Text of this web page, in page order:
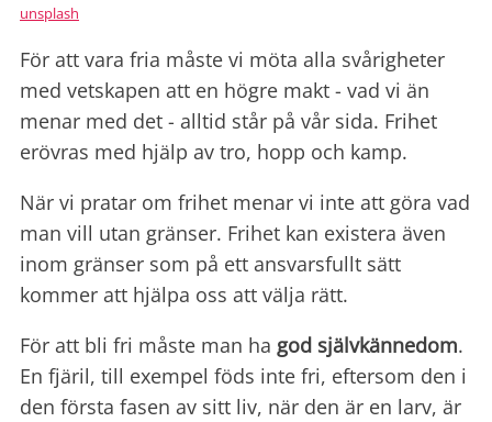
unsplash
För att vara fria måste vi möta alla svårigheter
med vetskapen att en högre makt - vad vi än
menar med det - alltid står på vår sida. Frihet
erövras med hjälp av tro, hopp och kamp.
När vi pratar om frihet menar vi inte att göra vad
man vill utan gränser. Frihet kan existera även
inom gränser som på ett ansvarsfullt sätt
kommer att hjälpa oss att välja rätt.
För att bli fri måste man ha god självkännedom.
En fjäril, till exempel föds inte fri, eftersom den i
den första fasen av sitt liv, när den är en larv, är